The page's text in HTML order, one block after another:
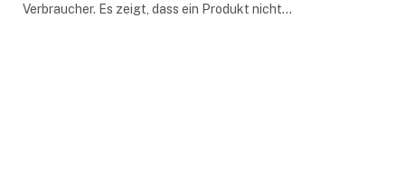
Verbraucher. Es zeigt, dass ein Produkt nicht…